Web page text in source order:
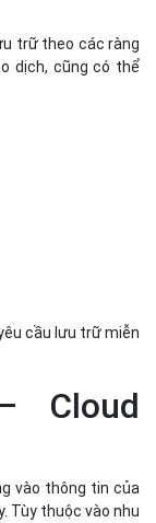
trữ theo các ràng
dịch, cũng có thể
cầu lưu trữ miễn
Cloud
vào thông tin của
Tùy thuộc vào nhu